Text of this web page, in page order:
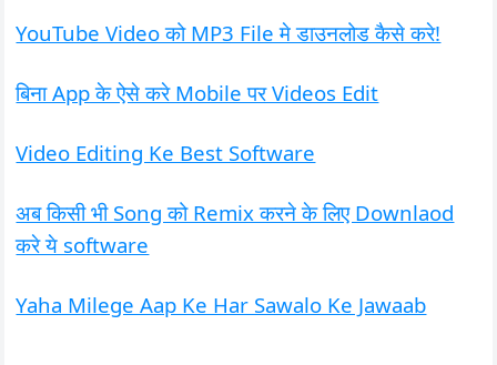
YouTube Video को MP3 File मे डाउनलोड कैसे करे!
बिना App के ऐसे करे Mobile पर Videos Edit
Video Editing Ke Best Software
अब किसी भी Song को Remix करने के लिए Downlaod
करे ये software
Yaha Milege Aap Ke Har Sawalo Ke Jawaab